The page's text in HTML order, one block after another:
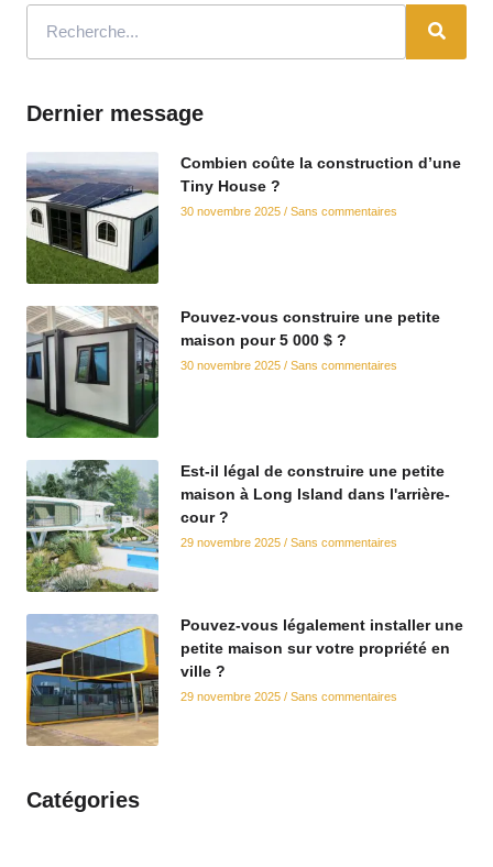
Dernier message
Combien coûte la construction d’une
Tiny House ?
30 novembre 2025 Sans commentaires
Pouvez-vous construire une petite
maison pour 5 000 $ ?
30 novembre 2025 Sans commentaires
Est-il légal de construire une petite
maison à Long Island dans l'arrière-
cour ?
29 novembre 2025 Sans commentaires
Pouvez-vous légalement installer une
petite maison sur votre propriété en
ville ?
29 novembre 2025 Sans commentaires
Catégories